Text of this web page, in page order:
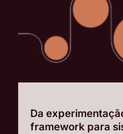
Da
framework para